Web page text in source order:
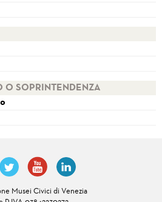
O SOPRINTENDENZA
Musei Civici di Venezia